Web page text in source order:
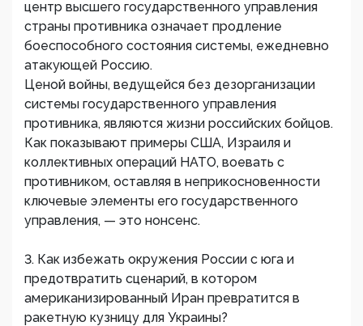
центр высшего государственного управления
страны противника означает продление
боеспособного состояния системы, ежедневно
атакующей Россию.
Ценой войны, ведущейся без дезорганизации
системы государственного управления
противника, являются жизни российских бойцов.
Как показывают примеры США, Израиля и
коллективных операций НАТО, воевать с
противником, оставляя в неприкосновенности
ключевые элементы его государственного
управления, — это нонсенс.
3. Как избежать окружения России с юга и
предотвратить сценарий, в котором
американизированный Иран превратится в
ракетную кузницу для Украины?